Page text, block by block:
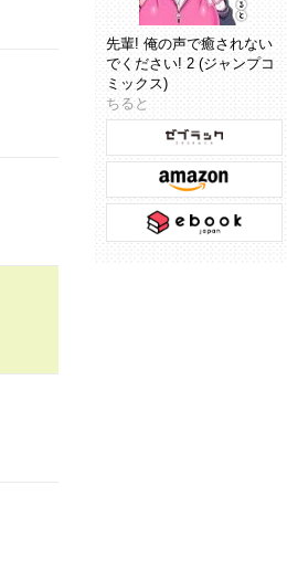
先輩! 俺の声で癒されない
でください! 2 (ジャンプコ
ミックス)
ちると